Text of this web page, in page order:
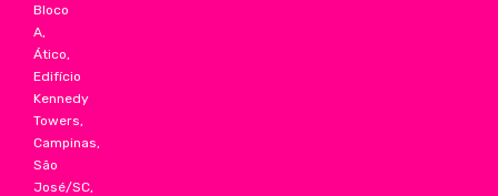
Bloco
A,
Ático,
Edifício
Kennedy
Towers,
Campinas,
São
José/SC,